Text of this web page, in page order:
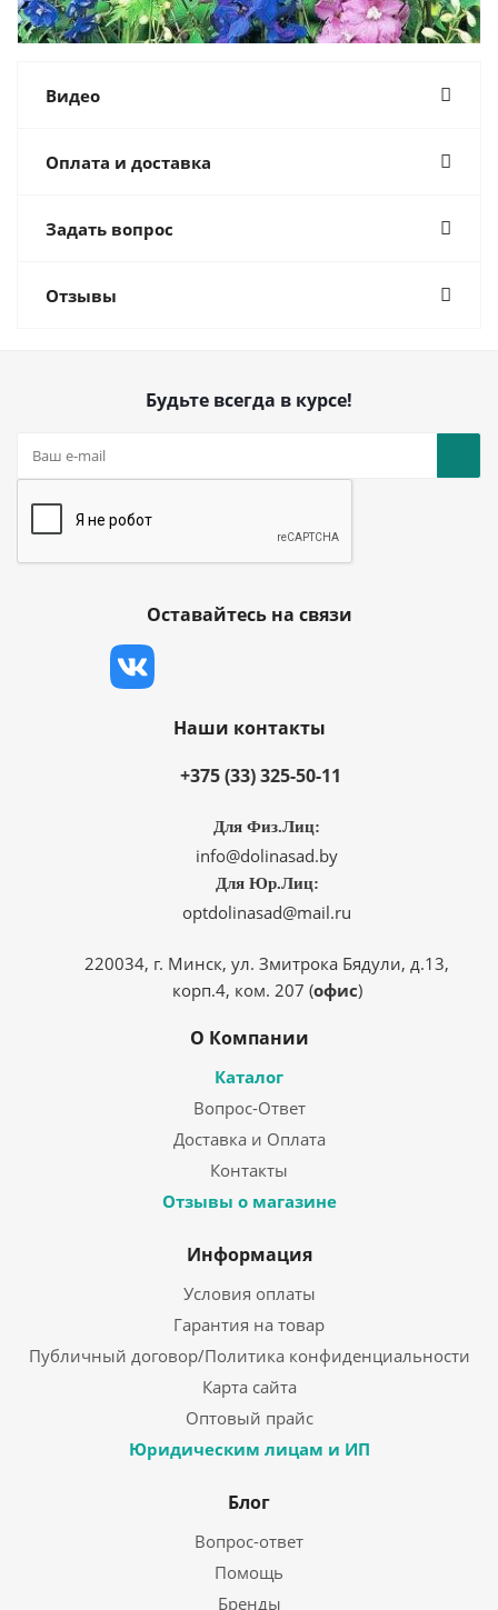
Видео
Оплата и доставка
Задать вопрос
Отзывы
Будьте всегда в курсе!
Оставайтесь на связи
Наши контакты
+375 (33) 325-50-11
Для Физ.Лиц:
info@dolinasad.by
Для Юр.Лиц:
optdolinasad@mail.ru
220034, г. Минск, ул. Змитрока Бядули, д.13,
корп.4, ком. 207 (офис)
О Компании
Каталог
Вопрос-Ответ
Доставка и Оплата
Контакты
Отзывы о магазине
Информация
Условия оплаты
Гарантия на товар
Публичный договор/Политика конфиденциальности
Карта сайта
Оптовый прайс
Юридическим лицам и ИП
Блог
Вопрос-ответ
Помощь
Бренды